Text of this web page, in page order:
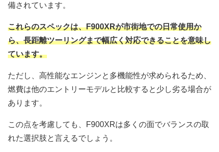
備されています。
これらのスペックは、F900XRが市街地での日常使用か
ら、長距離ツーリングまで幅広く対応できることを意味し
ています。
ただし、高性能なエンジンと多機能性が求められるため、
燃費は他のエントリーモデルと比較すると少し劣る場合が
あります。
この点を考慮しても、F900XRは多くの面でバランスの取
れた選択肢と言えるでしょう。